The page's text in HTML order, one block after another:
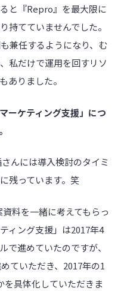
と『Repro』を最大限に
持てていませんでした。
兼任するようになり、む
私だけで運用を回すリソ
ありました。
ーケティング支援」につ
んには導入検討のタイミ
残っています。笑
料を一緒に考えてもらっ
ィング支援」は2017年4
で進めていたのですが、
ていただき、2017年の1
具体化していただきま